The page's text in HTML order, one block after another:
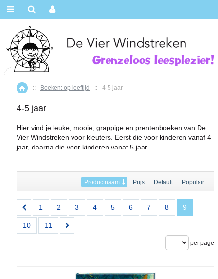
Home
:: Boeken: op leeftijd :: 4-5 jaar
4-5 jaar
Hier vind je leuke, mooie, grappige en prentenboeken van De
Vier Windstreken voor kleuters. Eerst die voor kinderen vanaf 4
jaar, daarna die voor kinderen vanaf 5 jaar.
Productnaam Prijs Default Populair
1 2 3 4 5 6 7 8 9
10 11
per page